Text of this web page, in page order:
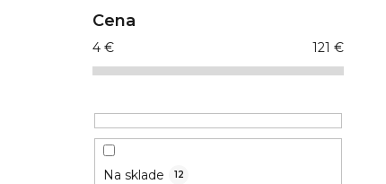
Cena
4 € 121 €
Na sklade 12